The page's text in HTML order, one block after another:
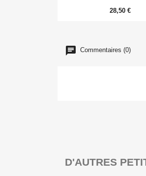
28,50 €
Commentaires (0)
D'AUTRES